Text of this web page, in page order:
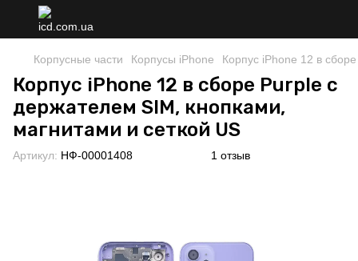
Корпусные части Корпусы iPhone Корпус iPhone 12 в
Корпус iPhone 12 в сборе Purple с
держателем SIM, кнопками,
магнитами и сеткой US
Артикул: НФ-00001408 1 отзыв